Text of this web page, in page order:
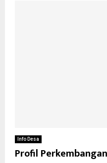
Info Desa
Profil